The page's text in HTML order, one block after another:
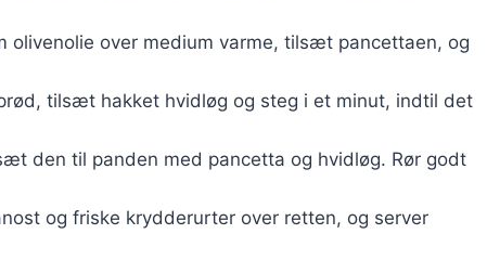
olivenolie over medium varme, tilsæt pancettaen, og
tilsæt hakket hvidløg og steg i et minut, indtil det
den til panden med pancetta og hvidløg. Rør godt
og friske krydderurter over retten, og server